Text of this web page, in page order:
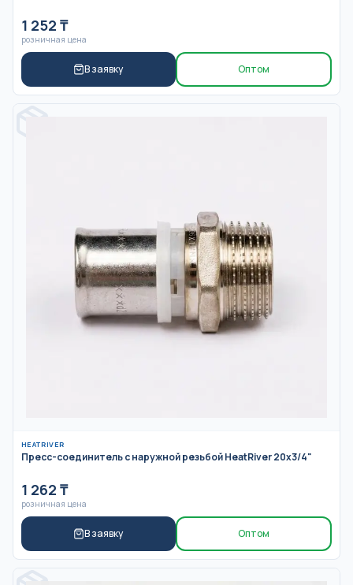
1 252 ₸
розничная цена
В заявку Оптом
HEATRIVER
Пресс-соединитель с наружной резьбой HeatRiver 20x3/4"
1 262 ₸
розничная цена
В заявку Оптом